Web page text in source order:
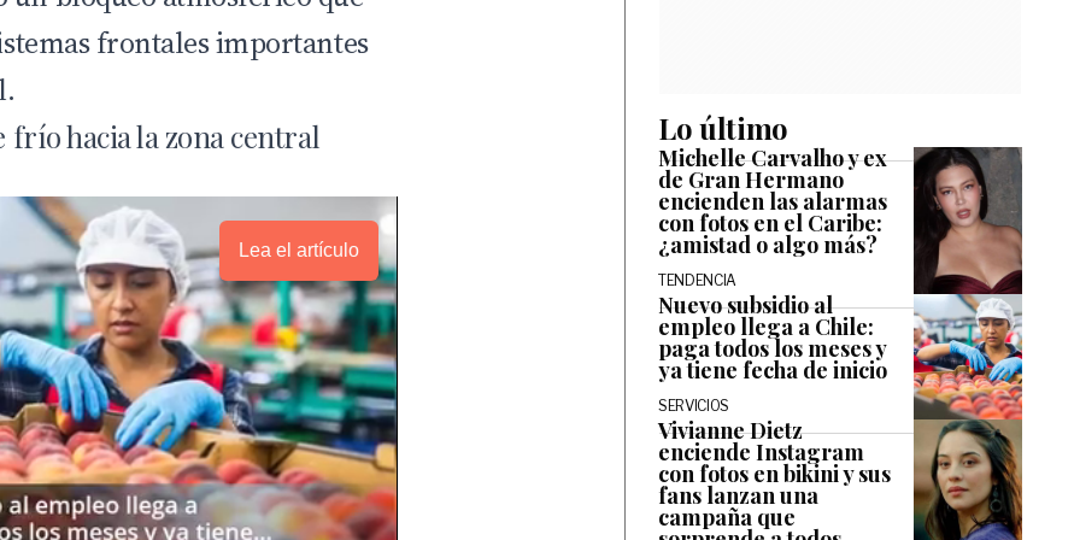
frontales importantes
hacia la zona central
Lea el artículo
Lo último
Michelle Carvalho y ex
de Gran Hermano
encienden las alarmas
con fotos en el Caribe:
¿amistad o algo más?
TENDENCIA
Nuevo subsidio al
empleo llega a Chile:
paga todos los meses y
ya tiene fecha de inicio
SERVICIOS
Vivianne Dietz
enciende Instagram
con fotos en bikini y sus
fans lanzan una
campaña que